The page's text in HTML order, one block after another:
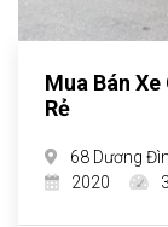
Mua Bán
Rẻ
68 Dương
2020